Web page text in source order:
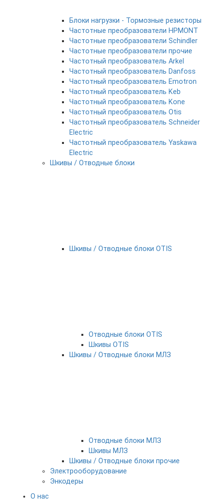
Блоки нагрузки - Тормозные резисторы
Частотные преобразователи HPMONT
Частотные преобразователи Schindler
Частотные преобразователи прочие
Частотный преобразователь Arkel
Частотный преобразователь Danfoss
Частотный преобразователь Emotron
Частотный преобразователь Keb
Частотный преобразователь Kone
Частотный преобразователь Otis
Частотный преобразователь Schneider
Electric
Частотный преобразователь Yaskawa
Electric
Шкивы / Отводные блоки
Шкивы / Отводные блоки OTIS
Отводные блоки OTIS
Шкивы OTIS
Шкивы / Отводные блоки МЛЗ
Отводные блоки МЛЗ
Шкивы МЛЗ
Шкивы / Отводные блоки прочие
Электрооборудование
Энкодеры
О нас